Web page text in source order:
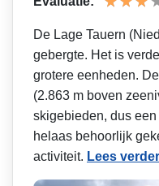
De Lage Tauern
gebergte. Het is
grotere eenheden.
(2.863 m boven
skigebieden, dus
helaas behoorlijk
activiteit. Lees verder